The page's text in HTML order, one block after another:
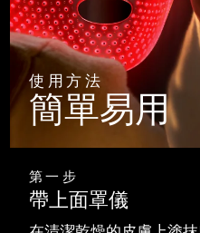
使用方法
簡單易用
第一步
帶上面罩儀